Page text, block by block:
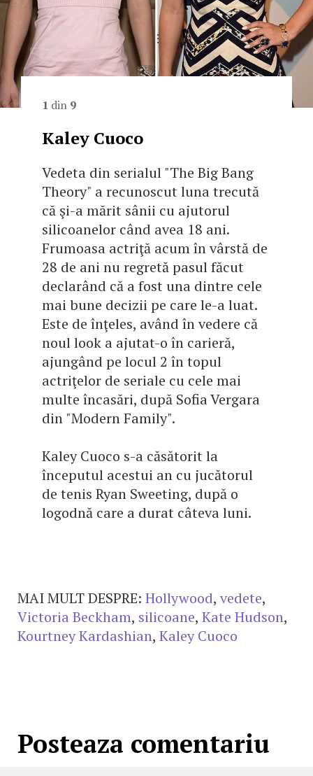
1 din 9
Kaley Cuoco
Vedeta din serialul "The Big Bang
Theory" a recunoscut luna trecută
că şi-a mărit sânii cu ajutorul
silicoanelor când avea 18 ani.
Frumoasa actriţă acum în vârstă de
28 de ani nu regretă pasul făcut
declarând că a fost una dintre cele
mai bune decizii pe care le-a luat.
Este de înţeles, având în vedere că
noul look a ajutat-o în carieră,
ajungând pe locul 2 în topul
actriţelor de seriale cu cele mai
multe încasări, după Sofia Vergara
din "Modern Family".
Kaley Cuoco s-a căsătorit la
începutul acestui an cu jucătorul
de tenis Ryan Sweeting, după o
logodnă care a durat câteva luni.
MAI MULT DESPRE: Hollywood, vedete,
Victoria Beckham, silicoane, Kate Hudson,
Kourtney Kardashian, Kaley Cuoco
Posteaza comentariu